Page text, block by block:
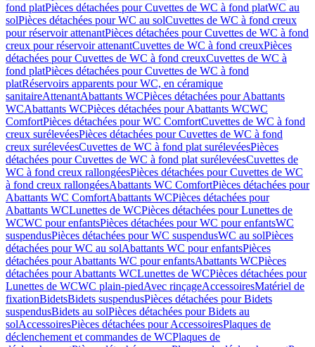
fond platPièces détachées pour Cuvettes de WC à fond platWC au
solPièces détachées pour WC au solCuvettes de WC à fond creux
pour réservoir attenantPièces détachées pour Cuvettes de WC à fond
creux pour réservoir attenantCuvettes de WC à fond creuxPièces
détachées pour Cuvettes de WC à fond creuxCuvettes de WC à
fond platPièces détachées pour Cuvettes de WC à fond
platRéservoirs apparents pour WC, en céramique
sanitaireAttenantAbattants WCPièces détachées pour Abattants
WCAbattants WCPièces détachées pour Abattants WCWC
ComfortPièces détachées pour WC ComfortCuvettes de WC à fond
creux surélevéesPièces détachées pour Cuvettes de WC à fond
creux surélevéesCuvettes de WC à fond plat surélevéesPièces
détachées pour Cuvettes de WC à fond plat surélevéesCuvettes de
WC à fond creux rallongéesPièces détachées pour Cuvettes de WC
à fond creux rallongéesAbattants WC ComfortPièces détachées pour
Abattants WC ComfortAbattants WCPièces détachées pour
Abattants WCLunettes de WCPièces détachées pour Lunettes de
WCWC pour enfantsPièces détachées pour WC pour enfantsWC
suspendusPièces détachées pour WC suspendusWC au solPièces
détachées pour WC au solAbattants WC pour enfantsPièces
détachées pour Abattants WC pour enfantsAbattants WCPièces
détachées pour Abattants WCLunettes de WCPièces détachées pour
Lunettes de WCWC plain-piedAvec rinçageAccessoiresMatériel de
fixationBidetsBidets suspendusPièces détachées pour Bidets
suspendusBidets au solPièces détachées pour Bidets au
solAccessoiresPièces détachées pour AccessoiresPlaques de
déclenchement et commandes de WCPlaques de